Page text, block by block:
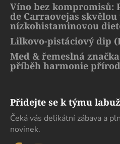
Víno bez kompromisů:
de Carraovejas
nízkohistaminovou
Lilkovo-pistáciový dip
Med & řemeslná
příběh harmonie
Přidejte se k týmu
Čeká vás delikátní zábava a
novinek.